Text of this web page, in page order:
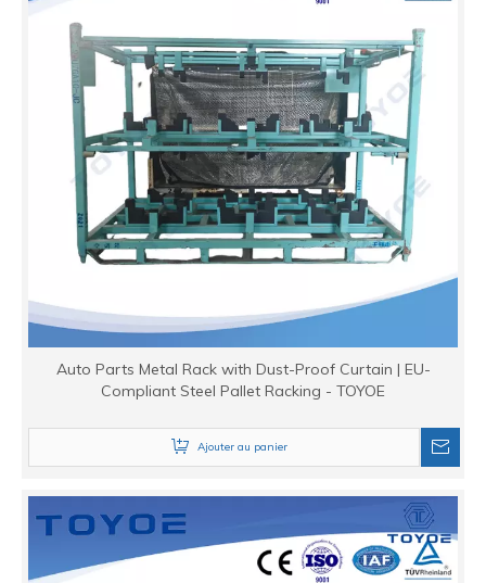
Auto Parts Metal Rack with Dust-Proof Curtain | EU-
Compliant Steel Pallet Racking - TOYOE
Ajouter au panier